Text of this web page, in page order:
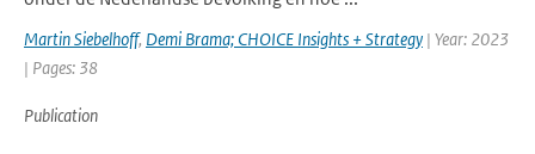
Martin Siebelhoff, Demi Brama; CHOICE Insights + Strategy | Year: 2023
| Pages: 38
Publication